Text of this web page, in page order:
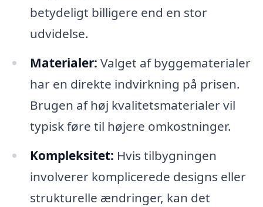
betydeligt billigere end en stor
udvidelse.
Materialer: Valget af byggematerialer
har en direkte indvirkning på prisen.
Brugen af høj kvalitetsmaterialer vil
typisk føre til højere omkostninger.
Kompleksitet: Hvis tilbygningen
involverer komplicerede designs eller
strukturelle ændringer, kan det